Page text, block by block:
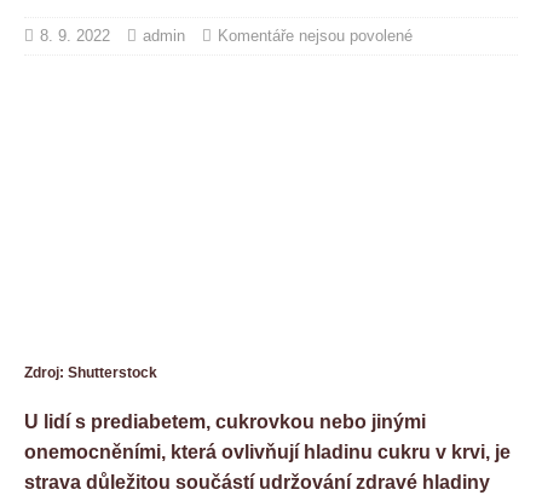
8. 9. 2022 admin Komentáře nejsou povolené
Zdroj: Shutterstock
U lidí s prediabetem, cukrovkou nebo jinými
onemocněními, která ovlivňují hladinu cukru v krvi, je
strava důležitou součástí udržování zdravé hladiny